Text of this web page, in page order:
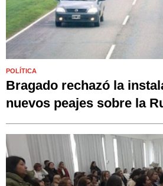
POLÍTICA
Bragado rechazó la
nuevos peajes sobre la